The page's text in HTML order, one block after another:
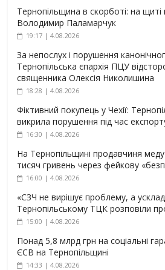
Тернопільщина в скорботі: на щиті
Володимир Паламарчук
19:17 | 4.08.2026
За непослух і порушення
Тернопільська єпархія ПЦУ
священника Олексія Николишина
18:28 | 4.08.2026
Фіктивний покупець у Чехії:
викрила порушення під час
16:30 | 4.08.2026
На Тернопільщині продавчиня
тисяч гривень через фейкову
16:00 | 4.08.2026
«СЗЧ не вирішує проблему, а
Тернопільському ТЦК розповіли
15:00 | 4.08.2026
Понад 5,8 млрд грн на соціальні
ЄСВ на Тернопільщині
14:33 | 4.08.2026